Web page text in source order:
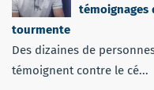
témoignages
tourmente
Des dizaines de
témoignent contre le cé...